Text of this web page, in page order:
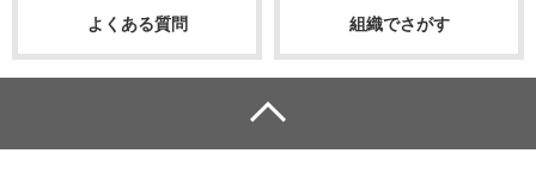
よくある質問 組織でさがす